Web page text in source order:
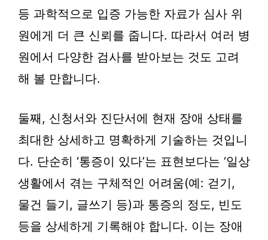
등 과학적으로 입증 가능한 자료가 심사 위
원에게 더 큰 신뢰를 줍니다. 따라서 여러 병
원에서 다양한 검사를 받아보는 것도 고려
해 볼 만합니다.
둘째, 신청서와 진단서에 현재 장애 상태를
최대한 상세하고 명확하게 기술하는 것입니
다. 단순히 ‘통증이 있다’는 표현보다는 ‘일상
생활에서 겪는 구체적인 어려움(예: 걷기,
물건 들기, 글쓰기 등)과 통증의 정도, 빈도
등을 상세하게 기록해야 합니다. 이는 장애